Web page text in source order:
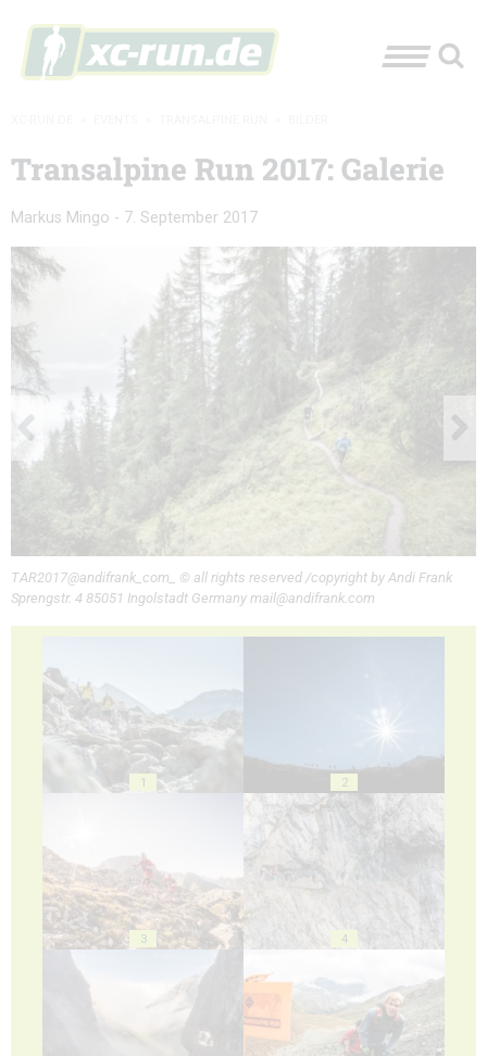
Transalpine Run 2017: Galerie
Markus Mingo - 7. September 2017
TAR2017@andifrank_com_ © all rights reserved /copyright by Andi Frank
Sprengstr. 4 85051 Ingolstadt Germany mail@andifrank.com
1 2
3 4